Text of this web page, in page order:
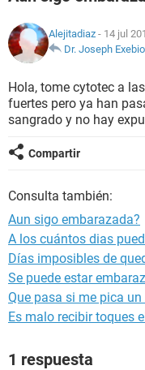
NUTRICIÓN
BIENESTAR
Alejitadiaz - 14 jul
Dr. Joseph Exebio
Hola, tome cytotec a
fuertes pero ya han
sangrado y no hay
Compartir
Consulta también:
Aun sigo embarazada?
A los cuántos dias
Días imposibles de
Se puede estar
Que pasa si me pica
Es malo recibir toques
1 respuesta